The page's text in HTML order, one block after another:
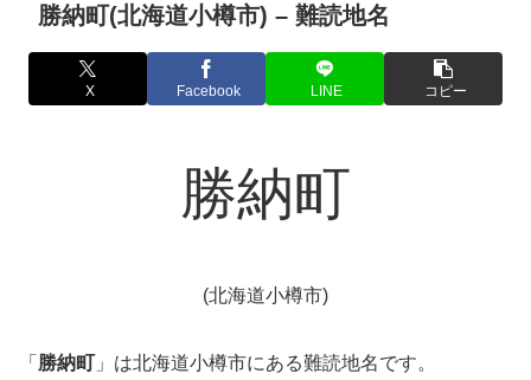
勝納町(北海道小樽市) – 難読地名
X Facebook LINE コピー
勝納町
(北海道小樽市)
「 勝納町 」は北海道小樽市にある難読地名です。